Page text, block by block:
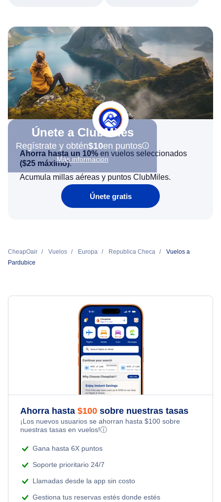
Únete a ClubMiles
Regístrate y obtén$10en puntos
Más información
Ahorra hasta un 10% en vuelos seleccionados
($25 máximo).
Acumula millas aéreas y puntos ClubMiles.
Únete gratis
CheapOair Vuelos Europa Republica Checa
Vuelos a
Pardubice
Ahorra hasta $100 sobre nuestras tasas
¡Los nuevos usuarios se ahorran hasta $100 sobre
nuestras tasas en vuelos!ⓘ
Gana hasta 6X puntos
Soporte prioritario 24/7
Llamadas desde la app sin costo
Gestiona tus reservas estés donde estés